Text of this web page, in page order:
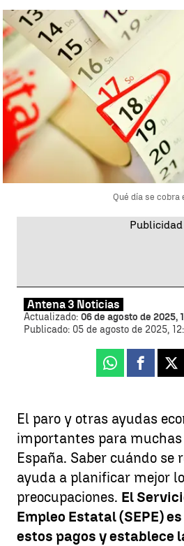
Qué día se cobra
Antena 3 Noticias
Actualizado: 06 de agosto de 2025,
Publicado: 05 de agosto de 2025,
Whatsapp X
El paro y otras ayudas
importantes para muchas
España. Saber cuándo se
ayuda a planificar mejor
preocupaciones. El
Empleo Estatal (SEPE)
estos pagos y establece